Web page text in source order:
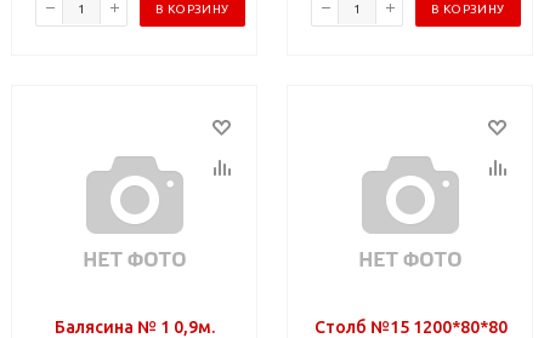
В КОРЗИНУ В КОРЗИНУ
Балясина № 1 0,9м. Столб №15 1200*80*80